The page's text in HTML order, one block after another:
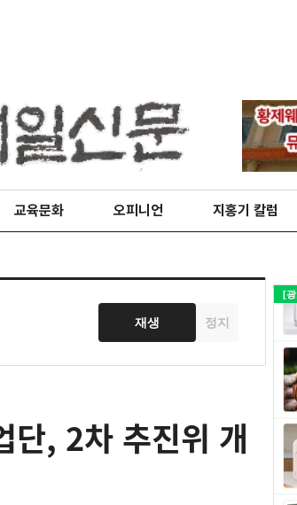
교육문화 오피니언 지홍기 칼럼
재생 정지
단, 2차 추진위 개